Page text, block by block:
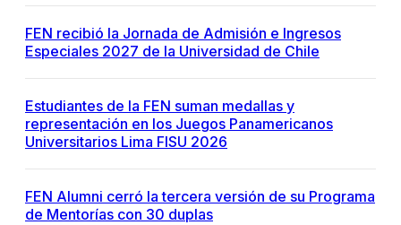
FEN recibió la Jornada de Admisión e Ingresos
Especiales 2027 de la Universidad de Chile
Estudiantes de la FEN suman medallas y
representación en los Juegos Panamericanos
Universitarios Lima FISU 2026
FEN Alumni cerró la tercera versión de su Programa
de Mentorías con 30 duplas